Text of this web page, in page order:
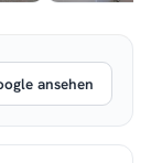
ansehen